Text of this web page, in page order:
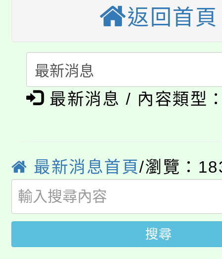
生本土語及新住民語歌
公告本校115學年度第
代理(課)教師甄選結果(
代理(課)教師甄選結果(
轉知中國文化大學推廣
《TA101》溝通分析基
系所師生報名參加。
淨零綠生活教案入校路
115年食農教育專業人
學籍身 分審查程序及
版
淨零綠領人才培育課程
公告本校115學年度第
代理(課)教師甄選結果(
「2026金融保險知識
桃園市115學年度學生
返回首頁
最新消息 / 內容類型
最新消息首頁/瀏覽：
搜尋